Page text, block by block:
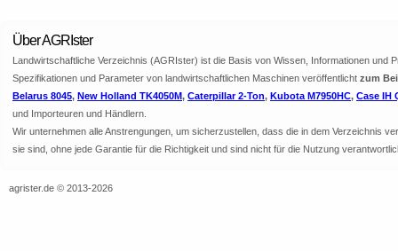
Über AGRIster
Landwirtschaftliche Verzeichnis (AGRIster) ist die Basis von Wissen, Informationen
Spezifikationen und Parameter von landwirtschaftlichen Maschinen veröffentlicht zum
Belarus 8045, New Holland TK4050M, Caterpillar 2-Ton, Kubota M7950HC, Case IH
und Importeuren und Händlern.
Wir unternehmen alle Anstrengungen, um sicherzustellen, dass die in dem Verzeichnis
sie sind, ohne jede Garantie für die Richtigkeit und sind nicht für die Nutzung
agrister.de © 2013-2026